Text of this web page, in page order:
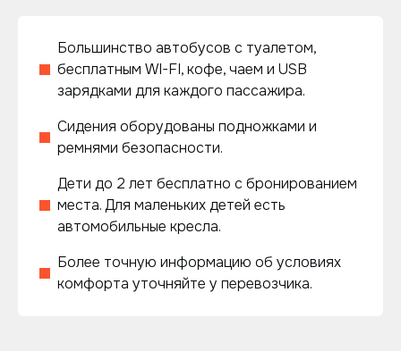
Большинство автобусов с туалетом,
бесплатным WI-FI, кофе, чаем и USB
зарядками для каждого пассажира.
Сидения оборудованы подножками и
ремнями безопасности.
Дети до 2 лет бесплатно с бронированием
места. Для маленьких детей есть
автомобильные кресла.
Более точную информацию об условиях
комфорта уточняйте у перевозчика.